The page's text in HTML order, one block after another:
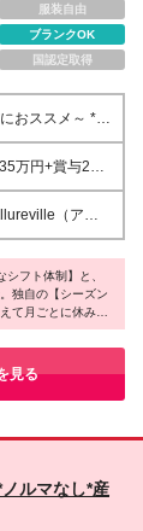
服装自由
ブランクOK
国認定取得
無いけれど、お
もキャリアを
*ロールモデル
職場がいい
万円+賞与2回
当社規定によ
支給の制服手
（アル
（ルル・ウ
躍していただ
道】
都／中央区
楽町）港区
（梅田、なん
市（吹田） ◆
シフト体制】と、
独自の【シーズン
て月ごとに休みを
アパレル業界では
】の休みを取れる
好きを仕事に長く
見る
ルマなし*産